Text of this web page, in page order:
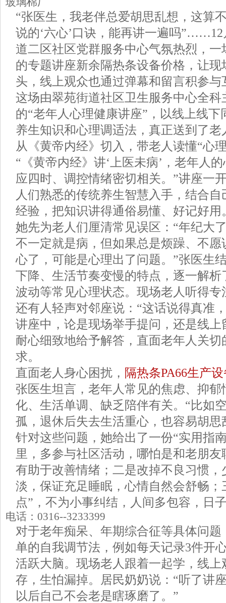
“张医生，我老伴总爱胡思乱想，这算
说的‘六心’口诀，能再讲一遍吗
道二区社区党群服务中心气氛热烈，
的专题讲座新余隔热条设备价格，让现
头，线上观众也通过弹幕和留言积参与
这场由翠苑街道社区卫生服务中心全
的“老年人心理健康讲座”，以线上线
养生知识和心理调适法，真正送到了老
从《黄帝内经》切入，带老人读懂“心
“《黄帝内经》讲‘上医未病’，老年人
应四时、调控情绪密切相关。”讲座一
人们熟悉的传统养生智慧入手，结合
经验，把知识讲得通俗易懂、好记好用
她先为老人们厘清常见误区：“年纪大
不一定就是病，但如果总是烦躁、不
心了，可能是心理出了问题。”张医生
下降、生活节奏变慢的特点，逐一解
波动等常见心理状态。现场老人听得
还有人轻声对邻座说：“这话说得真准
讲座中，论是现场举手提问，还是线
耐心细致地给予解答，直面老年人关
求。
直面老人身心困扰， 隔热条PA66生产
张医生坦言，老年人常见的焦虑、抑
化、生活单调、缺乏陪伴有关。“比如
孤，退休后失去生活重心，也容易胡思
针对这些问题，她给出了一份“实用指
里，多参与社区活动，哪怕是和老朋
有助于改善情绪；二是改掉不良习惯
淡，保证充足睡眠，心情自然会舒畅；
点”，不为小事纠结，人间多包容，日
电话：0316--3233399
对于老年痴呆、年期综合征等具体问
单的自我调节法，例如每天记录3件开
活跃大脑。现场老人跟着一起学，线
存，生怕漏掉。居民奶奶说：“听了讲
以后自己不会老是瞎琢磨了。”